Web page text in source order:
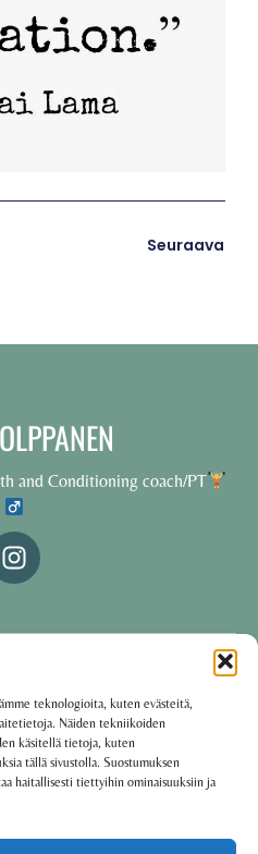
teknologioita, kuten evästeitä,
Näiden tekniikoiden
käsitellä tietoja, kuten
tällä sivustolla. Suostumuksen
haitallisesti tiettyihin ominaisuuksiin ja
Seuraava
and Conditioning coach/PT
Tietosuojakäytäntö